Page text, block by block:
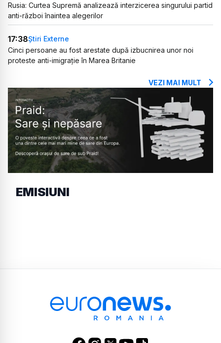
Rusia: Curtea Supremă analizează interzicerea singurului partid
anti-război înaintea alegerilor
17:38Știri Externe
Cinci persoane au fost arestate după izbucnirea unor noi
proteste anti-imigrație în Marea Britanie
VEZI MAI MULT
EMISIUNI